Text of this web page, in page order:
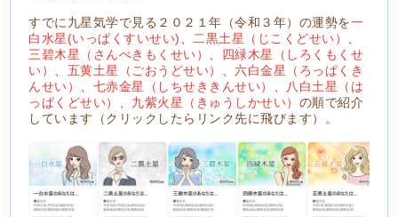
すでに九星気学で見る２０２１年（令和３年）の運勢を一
白水星(いっぱくすいせい)
二黒土星（じこくどせい）
三碧木星（さんぺきもくせい）
四緑木星（しろくもくせ
い）
五黄土星（ごおうどせい） 、六白金星（ろっぱくき
んせい）
七赤金星（しちせききんせい）
八白土星（は
っぱくどせい）
九紫火星（きゅうしかせい） の順で紹介
しています（クリックしたらリンク先に飛びます）。